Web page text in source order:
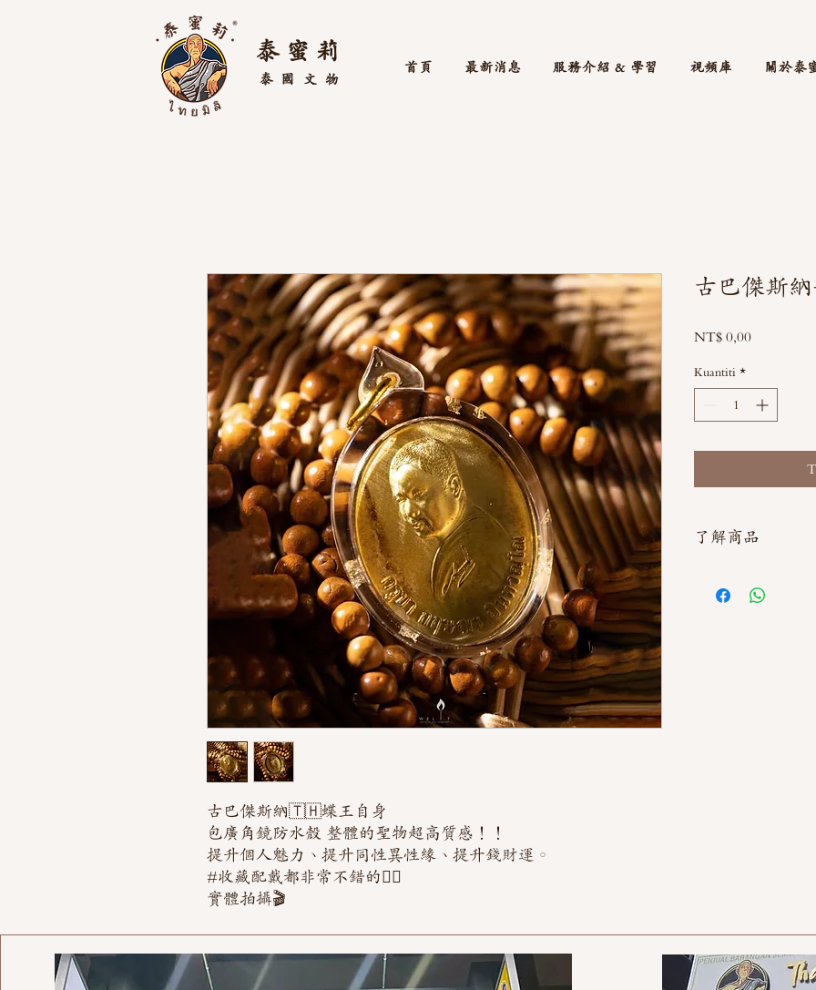
泰 蜜 莉
文物
泰國
首頁 最新消息 服務介紹 & 學習 視頻庫 關於泰
古巴傑斯納🇹🇭蝶王自身
包廣角鏡防水殼 整體的聖物超高質感！！
提升個人魅力、提升同性異性緣、提升錢財運。
#收藏配戴都非常不錯的👍🏻
實體拍攝🎬
古巴傑斯
NT$ 0,00Harga
Kuantiti *
了解商品